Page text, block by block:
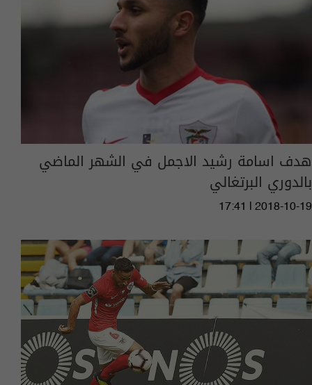
هدف اسامة رشيد الاجمل في الشهر الماضي
بالدوري البرتغالي
17:41 | 2018-10-19